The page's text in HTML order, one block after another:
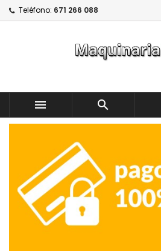
Teléfono: 671 266 088
 